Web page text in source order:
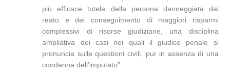
più efficace tutela della persona danneggiata dal
reato e del conseguimento di maggiori risparmi
complessivi di risorse giudiziarie, una disciplina
ampliativa dei casi nei quali il giudice penale si
pronuncia sulle questioni civili, pur in assenza di una
condanna dell’imputato”.